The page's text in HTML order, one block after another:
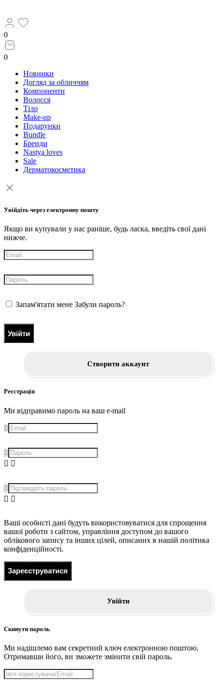
0
0
Новинки
Догляд за обличчям
Компоненти
Волосся
Тіло
Make-up
Подарунки
Bundle
Бренди
Nastya loves
Sale
Дерматокосметика
Увійдіть через електронну пошту
Якщо ви купували у нас раніше, будь ласка, введіть свої дані
нижче.
Запам'ятати мене Забули пароль?
Увійти
Створити аккаунт
Реєстрація
Ми відправимо пароль на ваш e-mail
Ваші особисті дані будуть використовуватися для спрощення
вашої роботи з сайтом, управління доступом до вашого
облікового запису та інших цілей, описаних в нашій політика
конфіденційності.
Зареєструватися
Увійти
Скинути пароль
Ми надішлемо вам секретний ключ електронною поштою.
Отримавши його, ви зможете змінити свій пароль.